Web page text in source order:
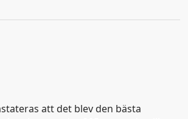
att det blev den bästa